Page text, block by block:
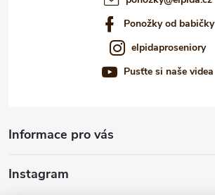
Ponožky od babičky
elpidaproseniory
Pusťte si naše videa
Informace pro vás
Instagram